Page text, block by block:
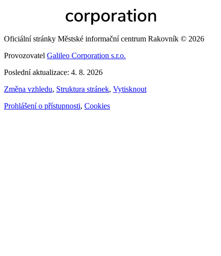
Oficiální stránky Městské informační centrum Rakovník © 2026
Provozovatel Galileo Corporation s.r.o.
Poslední aktualizace: 4. 8. 2026
Změna vzhledu, Struktura stránek, Vytisknout
Prohlášení o přístupnosti, Cookies